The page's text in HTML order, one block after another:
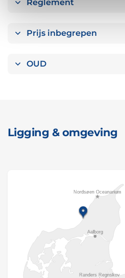
Reglement
Prijs inbegrepen
OUD
Ligging & omgeving